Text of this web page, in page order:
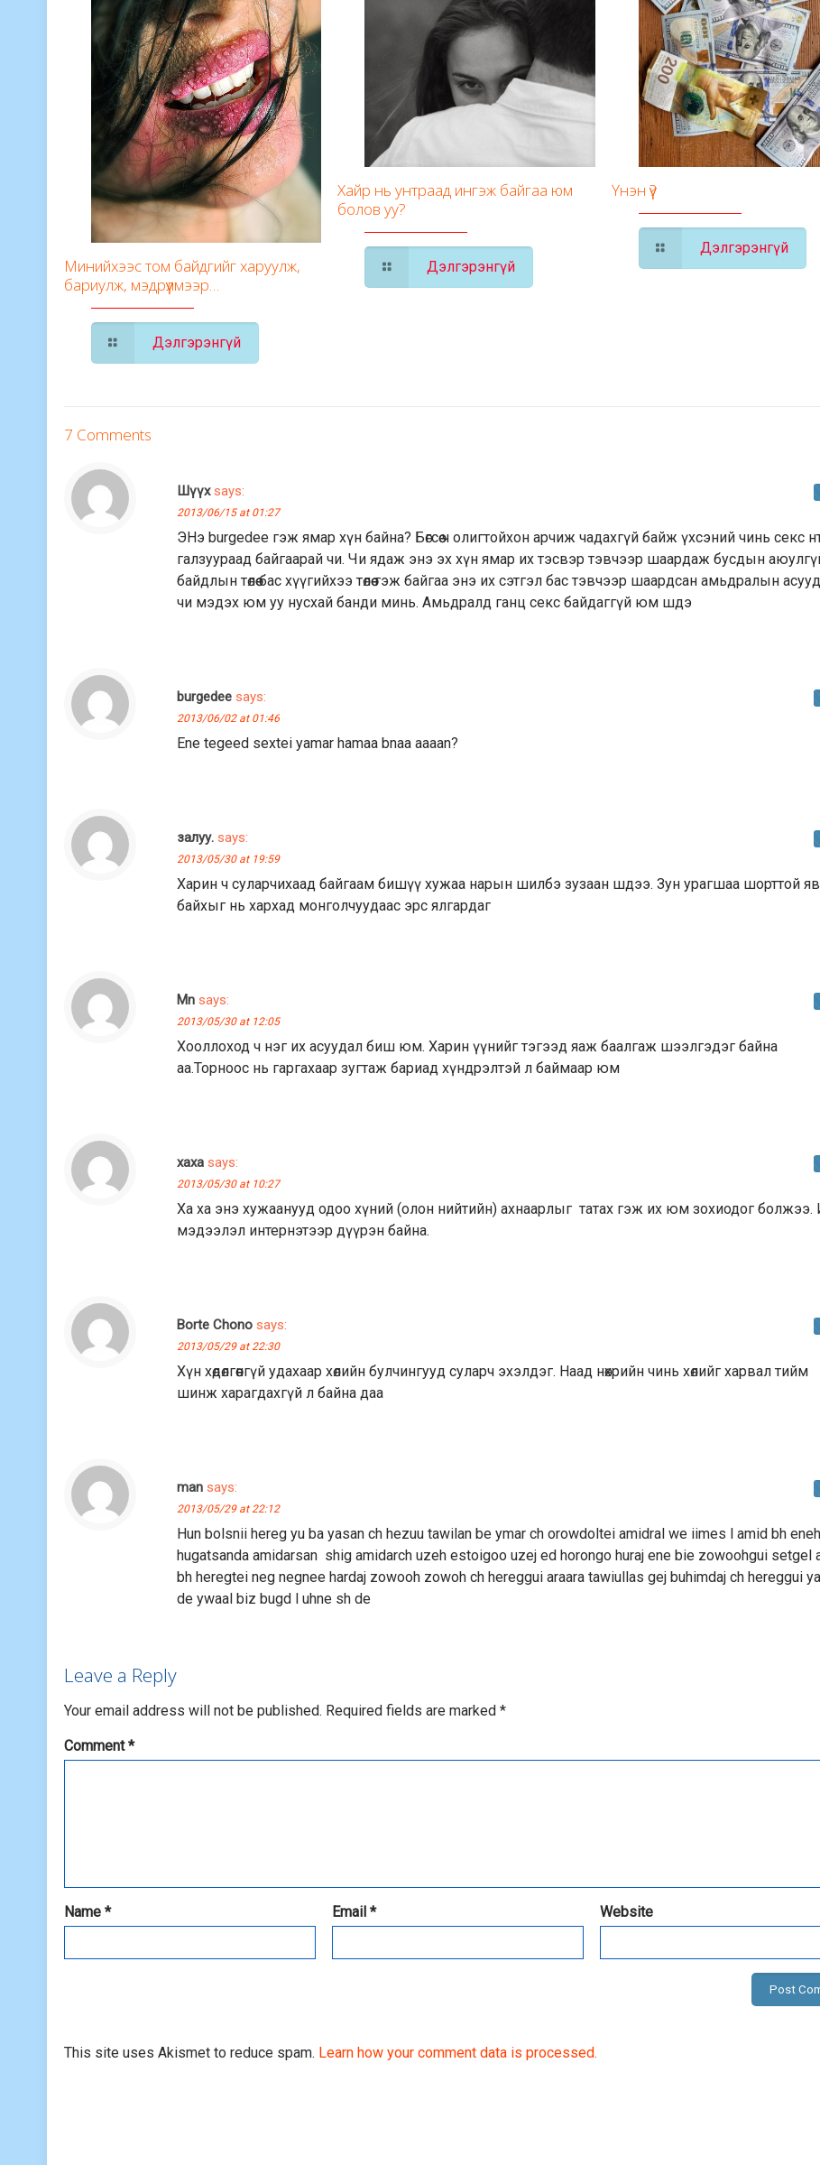
Минийхээс том байдгийг харуулж,
бариулж, мэдрүүлмээр…
Дэлгэрэнгүй
Хайр нь унтраад ингэж байгаа юм
болов уу?
Дэлгэрэнгүй
Үнэн үү?
Дэлгэрэнгүй
7 Comments
Шүүх says:
2013/06/15 at 01:27
ЭНэ burgedee гэж ямар хүн байна? Бөгсөө ч олигтойхон арчиж чадахгүй байж үхсэний чинь секс
галзуураад байгаарай чи. Чи ядаж энэ эх хүн ямар их тэсвэр тэвчээр шаардаж бусдын
байдлын төлөө бас хүүгийхээ төлөө гэж байгаа энэ их сэтгэл бас тэвчээр шаардсан амьдралын
чи мэдэх юм уу нусхай банди минь. Амьдралд ганц секс байдаггүй юм шдэ
burgedee says:
2013/06/02 at 01:46
Ene tegeed sextei yamar hamaa bnaa aaaan?
залуу. says:
2013/05/30 at 19:59
Харин ч суларчихаад байгаам бишүү хужаа нарын шилбэ зузаан шдээ. Зун урагшаа шорттой
байхыг нь хархад монголчуудаас эрс ялгардаг
Mn says:
2013/05/30 at 12:05
Хооллоход ч нэг их асуудал биш юм. Харин үүнийг тэгээд яаж баалгаж шээлгэдэг байна
аа.Торноос нь гаргахаар зугтаж бариад хүндрэлтэй л баймаар юм
хаха says:
2013/05/30 at 10:27
Ха ха энэ хужаанууд одоо хүний (олон нийтийн) ахнаарлыг татах гэж их юм зохиодог
мэдээлэл интернэтээр дүүрэн байна.
Borte Chono says:
2013/05/29 at 22:30
Хүн хөдөлгөөнгүй удахаар хөлийн булчингууд суларч эхэлдэг. Наад нөхрийн чинь хөлийг харвал тийм
шинж харагдахгүй л байна даа
man says:
2013/05/29 at 22:12
Hun bolsnii hereg yu ba yasan ch hezuu tawilan be ymar ch orowdoltei amidral we iimes l amid bh
hugatsanda amidarsan shig amidarch uzeh estoigoo uzej ed horongo huraj ene bie zowoohgui setgel
bh heregtei neg negnee hardaj zowooh zowoh ch hereggui araara tawiullas gej buhimdaj ch hereggui
de ywaal biz bugd l uhne sh de
Leave a Reply
Your email address will not be published. Required fields are marked*
Comment*
Name* Email* Website
This site uses Akismet to reduce spam. Learn how your comment data is processed.